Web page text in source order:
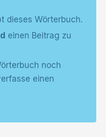
dieses Wörterbuch.
einen Beitrag zu
noch
einen